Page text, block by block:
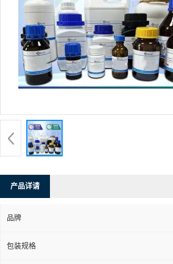
产品详请
品牌
包装规格